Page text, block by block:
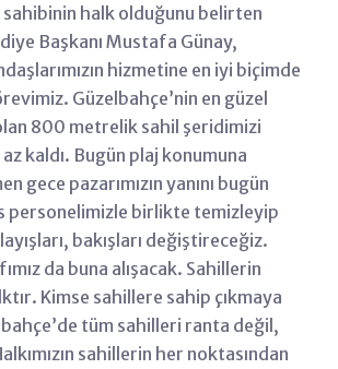
halk olduğunu belirten
Başkanı Mustafa Günay,
hizmetine en iyi biçimde
Güzelbahçe’nin en güzel
800 metrelik sahil şeridimizi
kaldı. Bugün plaj konumuna
gece pazarımızın yanını bugün
personelimizle birlikte temizleyip
bakışları değiştireceğiz.
da buna alışacak. Sahillerin
Kimse sahillere sahip çıkmaya
tüm sahilleri ranta değil,
sahillerin her noktasından